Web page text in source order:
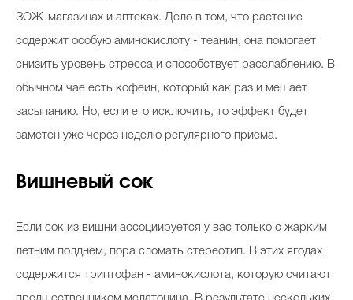
ЗОЖ-магазинах и аптеках. Дело в том, что растение
содержит особую аминокислоту - теанин, она помогает
снизить уровень стресса и способствует расслаблению. В
обычном чае есть кофеин, который как раз и мешает
засыпанию. Но, если его исключить, то эффект будет
заметен уже через неделю регулярного приема.
Вишневый сок
Если сок из вишни ассоциируется у вас только с жарким
летним полднем, пора сломать стереотип. В этих ягодах
содержится триптофан - аминокислота, которую считают